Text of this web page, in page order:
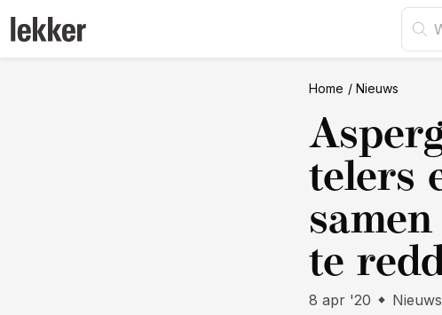
Home Nieuws
telers
te
8 apr '20 Nieuws